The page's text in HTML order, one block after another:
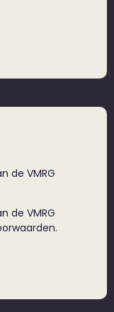
de VMRG
de VMRG